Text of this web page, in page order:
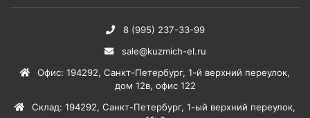
8 (995) 237-33-99
sale@kuzmich-el.ru
Офис: 194292, Санкт-Петербург, 1-й верхний переулок,
дом 12в, офис 122
Склад: 194292, Санкт-Петербург, 1-ый верхний переулок,